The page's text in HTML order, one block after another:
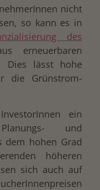
nicht
so kann es in
des
erneuerbaren
Dies lässt hohe
die Grünstrom-
ein
und
dem hohen Grad
höheren
sich auch auf